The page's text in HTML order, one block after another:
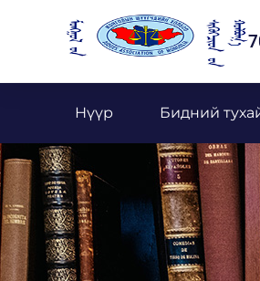
Нүүр Бидний